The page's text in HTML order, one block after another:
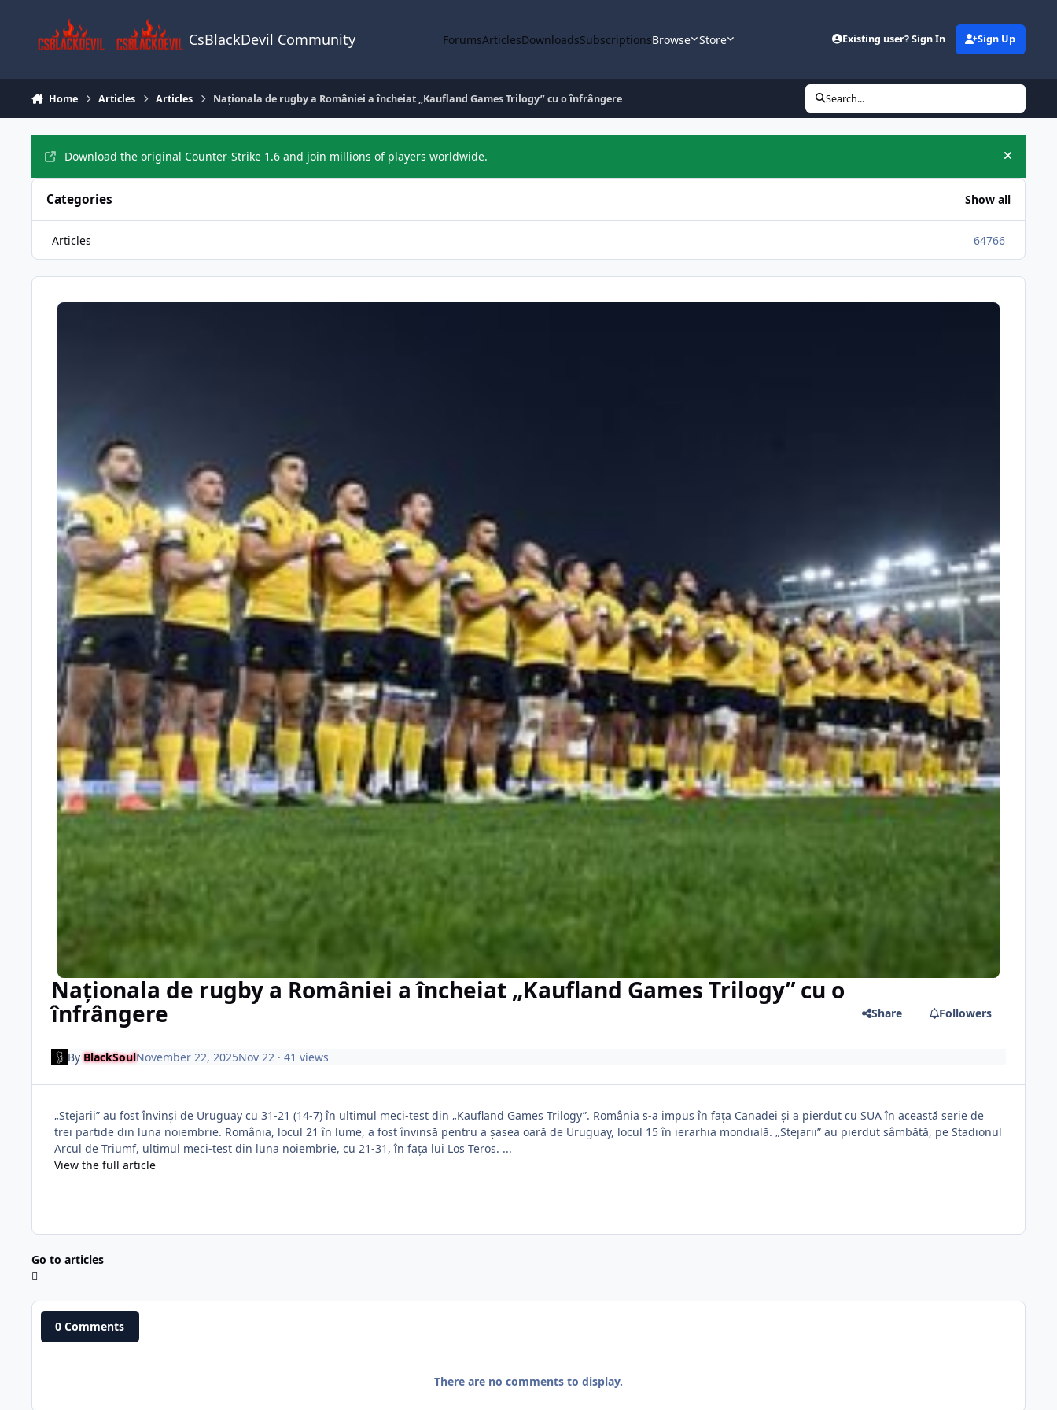
CsBlackDevil Community ForumsArticlesDownloadsSubscriptionsBrowse Store Existing user? Sign In Sign Up
Home Articles Articles Naționala de rugby a României a încheiat „Kaufland Games Trilogy” cu o înfrângere Search...
Download the original Counter-Strike 1.6 and join millions of players worldwide. Hide
Categories Show all
Articles 64766
Naționala de rugby a României a încheiat „Kaufland Games Trilogy” cu o
înfrângere Share Followers
ByBlackSoulNovember 22, 2025Nov 22· 41 views
„Stejarii” au fost învinși de Uruguay cu 31-21 (14-7) în ultimul meci-test din „Kaufland Games Trilogy”. România s-a impus în fața Canadei și a pierdut cu SUA în această serie de
trei partide din luna noiembrie. România, locul 21 în lume, a fost învinsă pentru a șasea oară de Uruguay, locul 15 în ierarhia mondială. „Stejarii” au pierdut sâmbătă, pe Stadionul
Arcul de Triumf, ultimul meci-test din luna noiembrie, cu 21-31, în fața lui Los Teros. ...
View the full article
Go to articles
0 Comments
There are no comments to display.